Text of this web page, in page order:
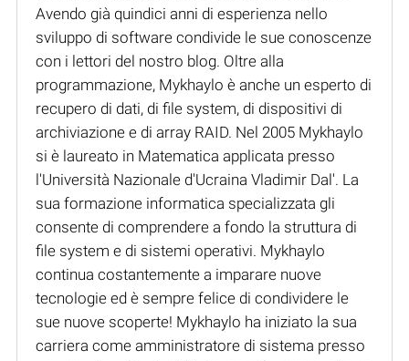
Avendo già quindici anni di esperienza nello
sviluppo di software condivide le sue conoscenze
con i lettori del nostro blog. Oltre alla
programmazione, Mykhaylo è anche un esperto di
recupero di dati, di file system, di dispositivi di
archiviazione e di array RAID. Nel 2005 Mykhaylo
si è laureato in Matematica applicata presso
l'Università Nazionale d'Ucraina Vladimir Dal'. La
sua formazione informatica specializzata gli
consente di comprendere a fondo la struttura di
file system e di sistemi operativi. Mykhaylo
continua costantemente a imparare nuove
tecnologie ed è sempre felice di condividere le
sue nuove scoperte! Mykhaylo ha iniziato la sua
carriera come amministratore di sistema presso